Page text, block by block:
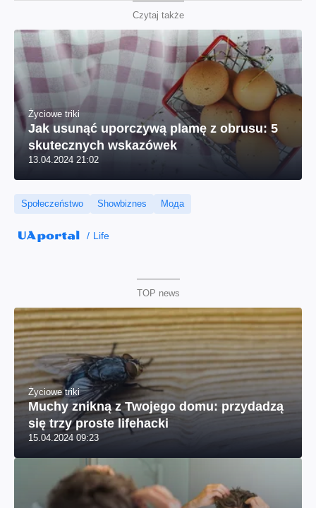
Czytaj także
Życiowe triki
Jak usunąć uporczywą plamę z obrusu: 5
skutecznych wskazówek
13.04.2024 21:02
Społeczeństwo Showbiznes Мода
Life
TOP news
Życiowe triki
Muchy znikną z Twojego domu: przydadzą
się trzy proste lifehacki
15.04.2024 09:23